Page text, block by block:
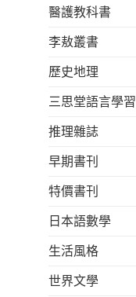
醫護教科書
李敖叢書
歷史地理
三思堂語言學習
推理雜誌
早期書刊
特價書刊
日本語數學
生活風格
世界文學